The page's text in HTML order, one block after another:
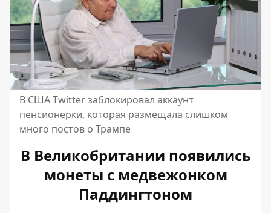
В США Twitter заблокировал аккаунт
пенсионерки, которая размещала слишком
много постов о Трампе
В Великобритании появились
монеты с медвежонком
Паддингтоном